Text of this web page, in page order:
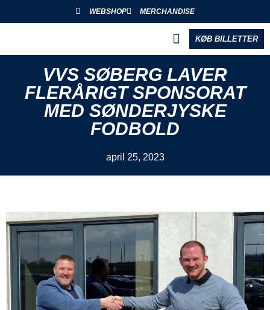
WEBSHOP MERCHANDISE
KØB BILLETTER
VVS SØBERG LAVER
FLERÅRIGT SPONSORAT
MED SØNDERJYSKE
FODBOLD
april 25, 2023